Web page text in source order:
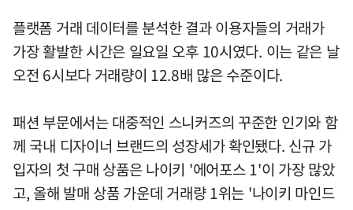
플랫폼 거래 데이터를 분석한 결과 이용자들의 거래가
가장 활발한 시간은 일요일 오후 10시였다. 이는 같은 날
오전 6시보다 거래량이 12.8배 많은 수준이다.
패션 부문에서는 대중적인 스니커즈의 꾸준한 인기와 함
께 국내 디자이너 브랜드의 성장세가 확인됐다. 신규 가
입자의 첫 구매 상품은 나이키 '에어포스 1'이 가장 많았
고, 올해 발매 상품 가운데 거래량 1위는 '나이키 마인드